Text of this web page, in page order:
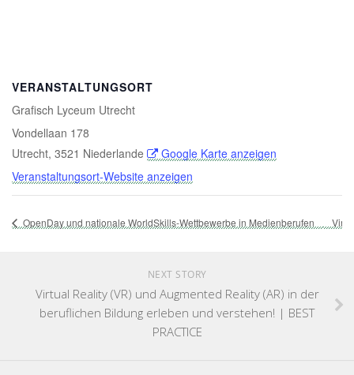
VERANSTALTUNGSORT
Grafisch Lyceum Utrecht
Vondellaan 178
Utrecht, 3521 Niederlande
Google Karte anzeigen
Veranstaltungsort-Website anzeigen
OpenDay und nationale WorldSkills-Wettbewerbe in Medienberufen
NEXT STORY
Virtual Reality (VR) und Augmented Reality (AR) in der
beruflichen Bildung erleben und verstehen! | BEST
PRACTICE